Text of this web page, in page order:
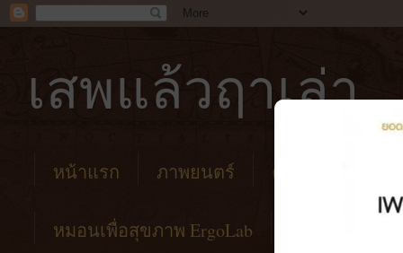
เสพแล้วฤาเล่า
หน้าแรก ภาพยนตร์ คาเฟ่
หมอนเพื่อสุขภาพ ErgoLab